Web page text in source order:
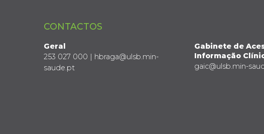
CONTACTOS
Geral
253 027 000 | hbraga@ulsb.min-
saude.pt
Gabinete de
Informação
gaic@ulsb.min-